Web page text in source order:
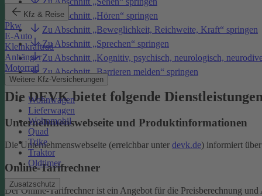
Kfz & Reise
Pkw
E-Auto
Kleinkraftrad
Anhänger
Motorrad
Weitere Kfz-Versicherungen
Wohnwagen
Lieferwagen
Wohnmobil
Quad
Trike
Traktor
Oldtimer
Zusatzschutz
Zu Abschnitt „Hören“ springen
Zu Abschnitt „Beweglichkeit, Reichweite, Kraft“ springen
Zu Abschnitt „Sprechen“ springen
Zu Abschnitt „Kognitiv, psychisch, neurologisch,
Zu Abschnitt „Barrieren melden“ springen
Die DEVK bietet folgende
Unternehmenswebseite und Produktinformationen
Die Unternehmenswebseite (erreichbar unter devk.de) informiert
Online-Tarifrechner
Der Online-Tarifrechner ist ein Angebot für die Preisberechnung